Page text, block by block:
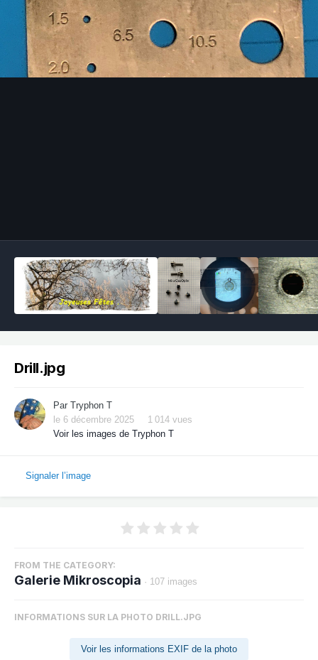
Drill.jpg
Par Tryphon T
le 6 décembre 2025
1 014 vues
Voir les images de Tryphon T
Signaler l’image
FROM THE CATEGORY:
Galerie Mikroscopia · 107 images
INFORMATIONS SUR LA PHOTO DRILL.JPG
Voir les informations EXIF de la photo